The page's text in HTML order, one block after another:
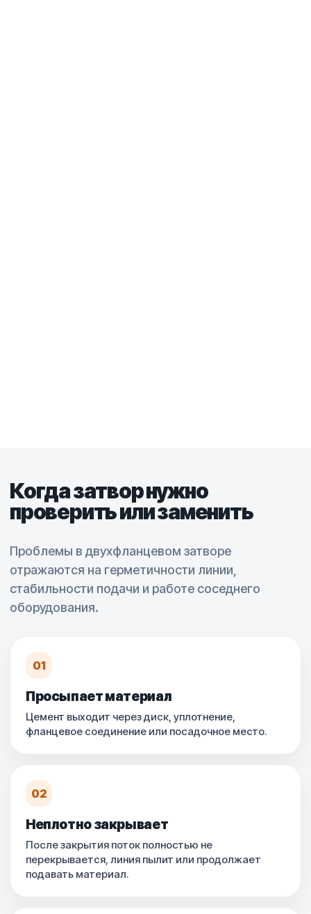
Когда затвор нужно
проверить или заменить
Проблемы в двухфланцевом затворе
отражаются на герметичности линии,
стабильности подачи и работе соседнего
оборудования.
01
Просыпает материал
Цемент выходит через диск, уплотнение,
фланцевое соединение или посадочное место.
02
Неплотно закрывает
После закрытия поток полностью не
перекрывается, линия пылит или продолжает
подавать материал.